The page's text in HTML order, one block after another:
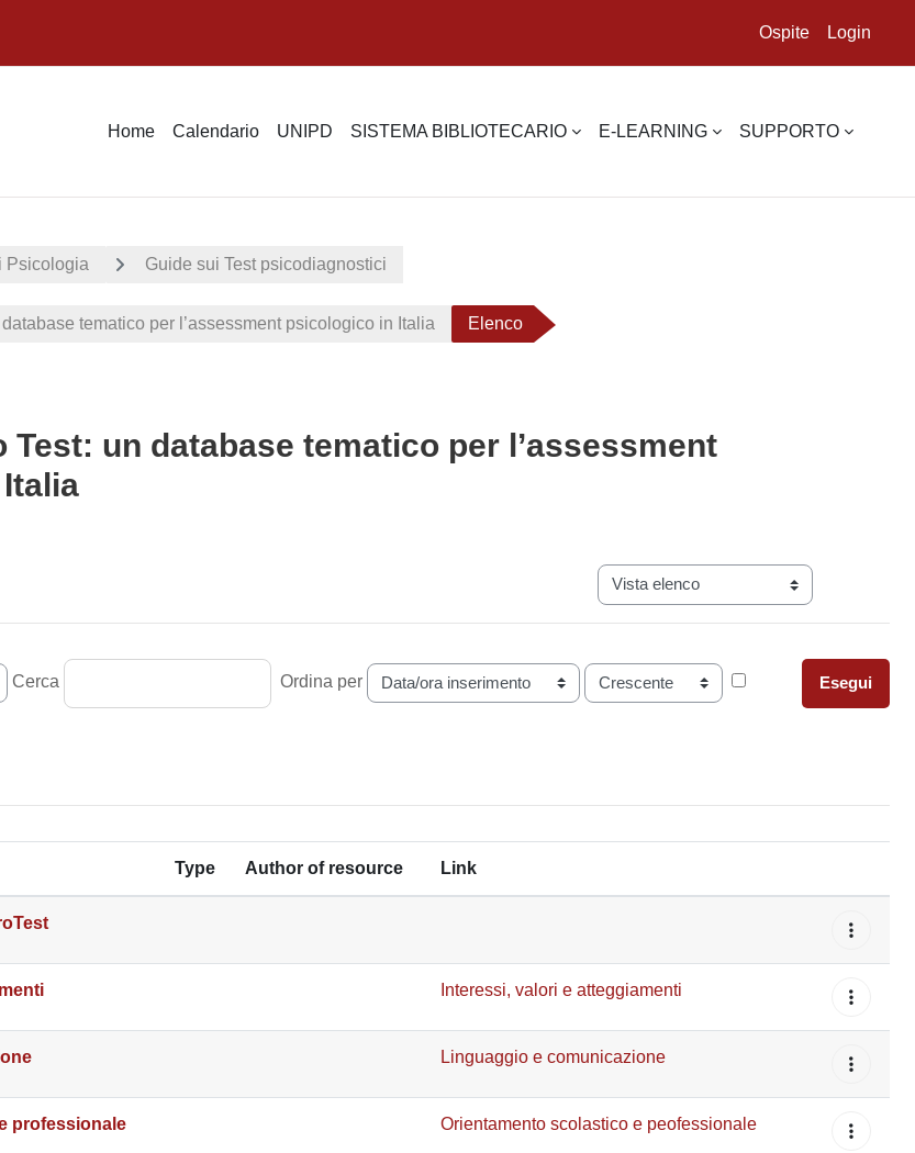
Ospite Login
Home Calendario UNIPD SISTEMA BIBLIOTECARIO E-LEARNING SUPPORTO
Psicologia Guide sui Test psicodiagnostici
tematico per l’assessment psicologico in Italia Elenco
Test: un database tematico per l’assessment
Navigazione terziaria modalità
Cerca Ordina per
Ordine
Type Author of resource Link
Interessi, valori e atteggiamenti
Linguaggio e comunicazione
professionale Orientamento scolastico e peofessionale